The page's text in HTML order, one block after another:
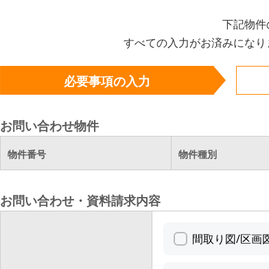
下記物件
すべての入力がお済みにな
必要事項の入力
お問い合わせ物件
物件番号 物件種別
お問い合わせ・資料請求内容
間取り図/区画